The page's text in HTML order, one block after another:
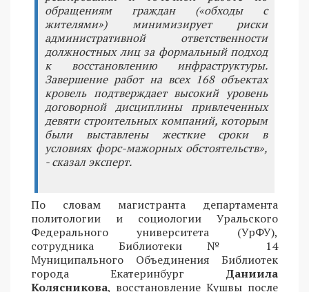
обращениям граждан («обходы с
жителями») минимизирует риски
административной ответственности
должностных лиц за формальный подход
к восстановлению инфраструктуры.
Завершение работ на всех 168 объектах
кровель подтверждает высокий уровень
договорной дисциплины привлеченных
девяти строительных компаний, которым
были выставлены жесткие сроки в
условиях форс-мажорных обстоятельств»,
- сказал эксперт.
По словам магистранта департамента
политологии и социологии Уральского
Федерального университета (УрФУ),
сотрудника Библиотеки № 14
Муниципального Объединения Библиотек
города Екатеринбург Даниила
Колясникова, восстановление Кушвы после